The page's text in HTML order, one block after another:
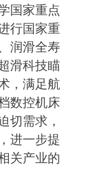
国家重点
行国家重
润滑全寿
滑科技瞄
，满足航
数控机床
切需求，
进一步提
关产业的